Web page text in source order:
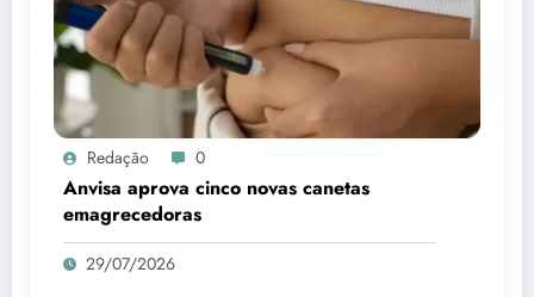
Redação 0
Anvisa aprova cinco novas canetas
emagrecedoras
29/07/2026